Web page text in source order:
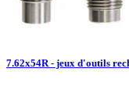
7.62x54R - jeux d'outils